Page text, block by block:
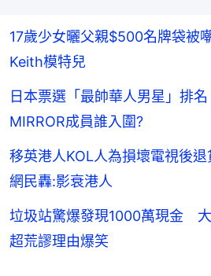
17歲少女曬父親$500名牌袋
Keith模特兒
日本票選「最帥華人男星」排
MIRROR成員誰入圍?
移英港人KOL人為損壞電視後
網民轟:影衰港人
垃圾站驚爆發現1000萬現金
超荒謬理由爆笑